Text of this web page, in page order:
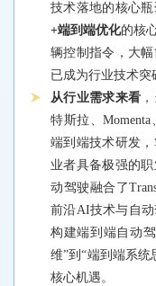
技术落地的核心
+端到端优化的核
辆控制指令，大
已成为行业技术突
从行业需求来看
特斯拉、
端到端技术研发
业者具备极强的职
动驾驶融合了
前沿AI技术与自
构建端到端自动
维”到“端到端系
核心机遇。